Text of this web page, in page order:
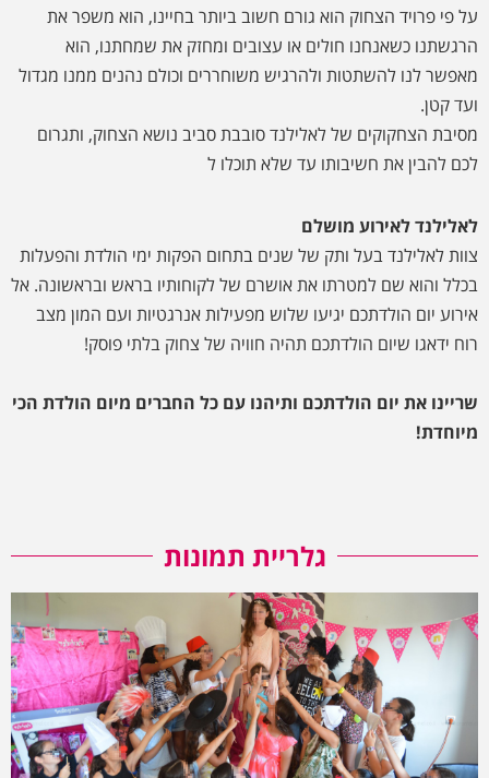
על פי פרויד הצחוק הוא גורם חשוב ביותר בחיינו, הוא משפר את
הרגשתנו כשאנחנו חולים או עצובים ומחזק את שמחתנו, הוא
מאפשר לנו להשתטות ולהרגיש משוחררים וכולם נהנים ממנו מגדול
ועד קטן.
מסיבת הצחקוקים של לאלילנד סובבת סביב נושא הצחוק, ותגרום
לכם להבין את חשיבותו עד שלא תוכלו ל
לאלילנד לאירוע מושלם
צוות לאלילנד בעל ותק של שנים בתחום הפקות ימי הולדת והפעלות
בכלל והוא שם למטרתו את אושרם של לקוחותיו בראש ובראשונה. אל
אירוע יום הולדתכם יגיעו שלוש מפעילות אנרגטיות ועם המון מצב
רוח ידאגו שיום הולדתכם תהיה חוויה של צחוק בלתי פוסק!
שריינו את יום הולדתכם ותיהנו עם כל החברים מיום הולדת הכי
מיוחדת!
גלריית תמונות